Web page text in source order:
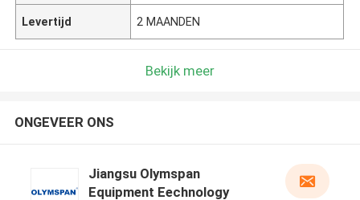
Levertijd 2 MAANDEN
Bekijk meer
ONGEVEER ONS
Jiangsu Olymspan
Equipment Eechnology